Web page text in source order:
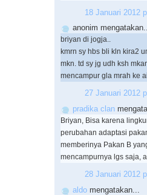
18 Januari 2012
anonim
briyan di jogja..
kmrn sy hbs bli kln kira2
mkn. td sy jg udh ksh
mencampur gla mrah ke
27 Januari 2012
pradika clan
Briyan, Bisa karena
perubahan adaptasi
memberinya Pakan B
mencampurnya lgs saja,
28 Januari 2012
aldo mengatakan...